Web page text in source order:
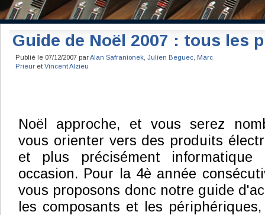
Guide de Noël 2007 : tous les
Publié le 07/12/2007 parAlan Safranionek Julien Beguec Marc
Prieur et Vincent Alzieu
Noël approche, et vous serez
vous orienter vers des produits
et plus précisément informatique
occasion. Pour la 4è année
vous proposons donc notre guide
les composants et les